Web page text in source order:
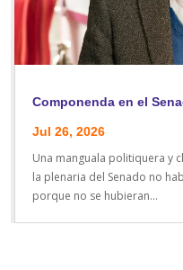
Componenda en el
Jul 26, 2026
Una manguala politiquera y
la plenaria del Senado no
porque no se hubieran...